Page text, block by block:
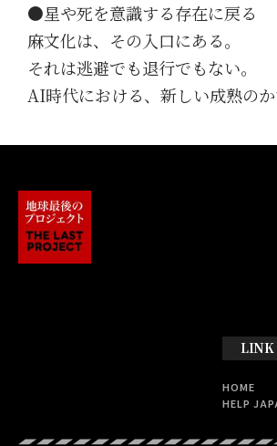
●星や死を意識する存在に戻る
麻文化は、その入口にある。
それは逃避でも退行でもない。
AI時代における、新しい成熟のか
LINK
HOME
HELP